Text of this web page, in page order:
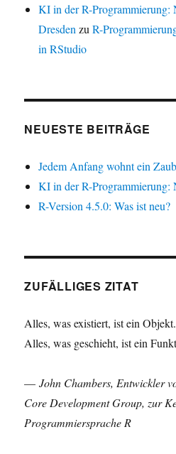
KI in der R-Programmierung:
Dresden zuR-
in RStudio
NEUESTE BEITRÄGE
Jedem Anfang wohnt ein
KI in der R-Programmierung:
R-Version 4.5.0: Was ist neu?
ZUFÄLLIGES ZITAT
Alles, was existiert, ist ein Objekt.
Alles, was geschieht, ist ein
—John Chambers, Entwickler
Core Development Group, zur
Programmiersprache R